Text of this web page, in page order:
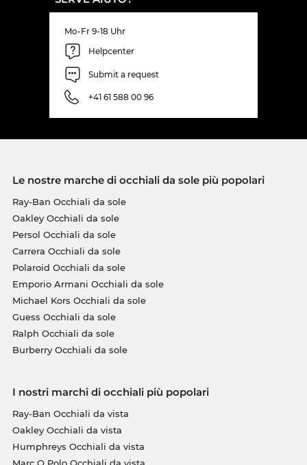
Mo-Fr 9-18 Uhr
Helpcenter
Submit a request
+41 61 588 00 96
Le nostre marche di occhiali da sole più popolari
Ray-Ban Occhiali da sole
Oakley Occhiali da sole
Persol Occhiali da sole
Carrera Occhiali da sole
Polaroid Occhiali da sole
Emporio Armani Occhiali da sole
Michael Kors Occhiali da sole
Guess Occhiali da sole
Ralph Occhiali da sole
Burberry Occhiali da sole
I nostri marchi di occhiali più popolari
Ray-Ban Occhiali da vista
Oakley Occhiali da vista
Humphreys Occhiali da vista